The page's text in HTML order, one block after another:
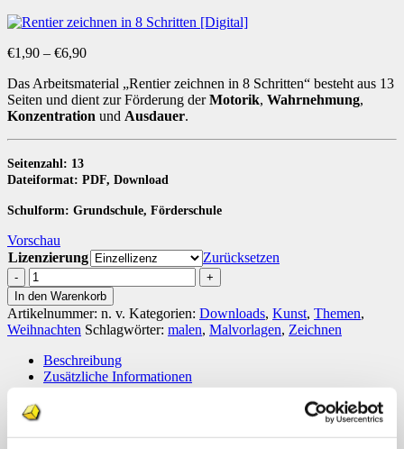
€1,90 – €6,90Preisspanne:
bis
€6,90
Das Arbeitsmaterial „Rentier zeichnen in 8 Schritten“ besteht aus 13
Seiten und dient zur Förderung derMotorik, Wahrnehmung,
Konzentration und Ausdauer.
Seitenzahl: 13
Dateiformat: PDF, Download
Schulform: Grundschule, Förderschule
Vorschau
Lizenzierung
Zurücksetzen
Rentier
zeichnen
in
8
Schritten
[Digital]
Menge
In den Warenkorb
Artikelnummer: n. v. Kategorien: Downloads, Kunst, Themen,
Weihnachten Schlagwörter: malen, Malvorlagen, Zeichnen
Beschreibung
Zusätzliche Informationen
Das Arbeitsmaterial „Rentier zeichnen in 8 Schritten“ besteht aus 12
Seiten.